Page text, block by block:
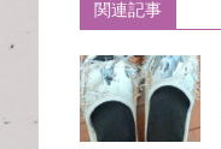
関連記事